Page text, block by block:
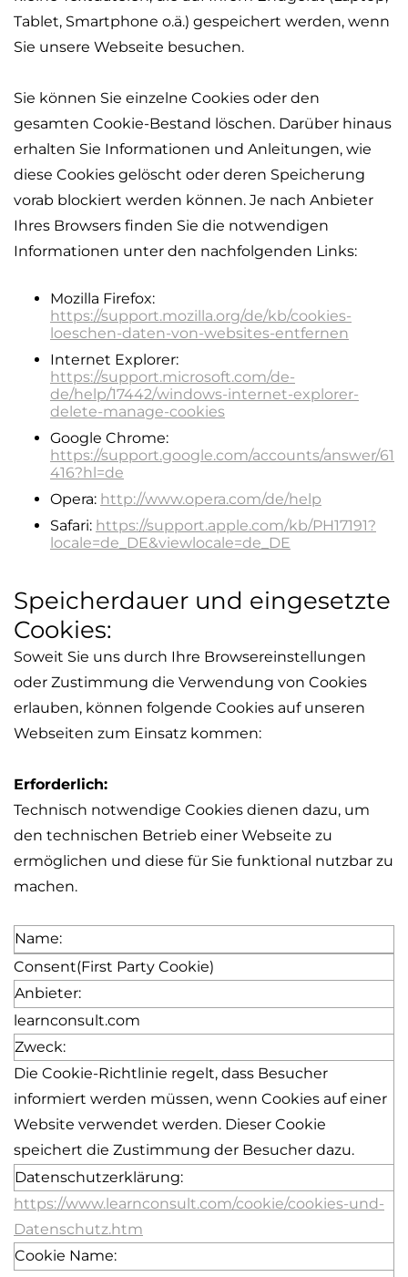
Tablet, Smartphone o.ä.) gespeichert werden, wenn
Sie unsere Webseite besuchen.
Sie können Sie einzelne Cookies oder den
gesamten Cookie-Bestand löschen. Darüber hinaus
erhalten Sie Informationen und Anleitungen, wie
diese Cookies gelöscht oder deren Speicherung
vorab blockiert werden können. Je nach Anbieter
Ihres Browsers finden Sie die notwendigen
Informationen unter den nachfolgenden Links:
Mozilla Firefox:
https://support.mozilla.org/de/kb/cookies-
loeschen-daten-von-websites-entfernen
Internet Explorer:
https://support.microsoft.com/de-
de/help/17442/windows-internet-explorer-
delete-manage-cookies
Google Chrome:
https://support.google.com/accounts/answer/61
416?hl=de
Opera: http://www.opera.com/de/help
Safari: https://support.apple.com/kb/PH17191?
locale=de_DE&viewlocale=de_DE
Speicherdauer und eingesetzte
Cookies:
Soweit Sie uns durch Ihre Browsereinstellungen
oder Zustimmung die Verwendung von Cookies
erlauben, können folgende Cookies auf unseren
Webseiten zum Einsatz kommen:
Erforderlich:
Technisch notwendige Cookies dienen dazu, um
den technischen Betrieb einer Webseite zu
ermöglichen und diese für Sie funktional nutzbar zu
machen.
Name:
Consent(First Party Cookie)
Anbieter:
learnconsult.com
Zweck:
Die Cookie-Richtlinie regelt, dass Besucher
informiert werden müssen, wenn Cookies auf einer
Website verwendet werden. Dieser Cookie
speichert die Zustimmung der Besucher dazu.
Datenschutzerklärung:
https://www.learnconsult.com/cookie/cookies-und-
Datenschutz.htm
Cookie Name: